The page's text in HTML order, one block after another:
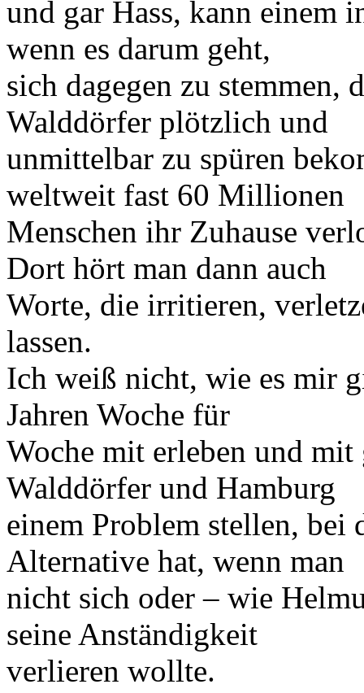
und gar Hass, kann einem
wenn es darum geht,
sich dagegen zu stemmen,
Walddörfer plötzlich und
unmittelbar zu spüren
weltweit fast 60 Millionen
Menschen ihr Zuhause
Dort hört man dann auch
Worte, die irritieren,
lassen.
Ich weiß nicht, wie es mir
Jahren Woche für
Woche mit erleben und
Walddörfer und Hamburg
einem Problem stellen, bei
Alternative hat, wenn man
nicht sich oder – wie
seine Anständigkeit
verlieren wollte.